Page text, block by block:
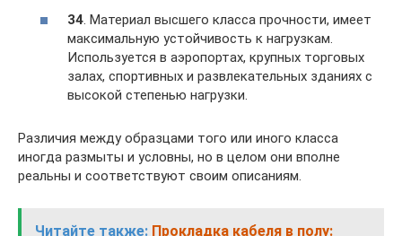
34 . Материал высшего класса прочности, имеет
максимальную устойчивость к нагрузкам.
Используется в аэропортах, крупных торговых
залах, спортивных и развлекательных зданиях с
высокой степенью нагрузки.
Различия между образцами того или иного класса
иногда размыты и условны, но в целом они вполне
реальны и соответствуют своим описаниям.
Читайте также: Прокладка кабеля в полу: